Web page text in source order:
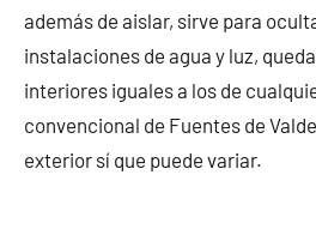
además de aislar, sirve para
instalaciones de agua y luz,
interiores iguales a los de
convencional de Fuentes de
exterior sí que puede variar.